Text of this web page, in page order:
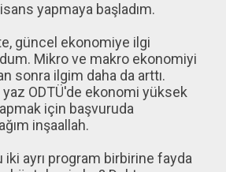
yapmaya başladım.
güncel ekonomiye ilgi
Mikro ve makro ekonomiyi
sonra ilgim daha da arttı.
ODTÜ'de ekonomi yüksek
için başvuruda
inşaallah.
iki ayrı program birbirine fayda